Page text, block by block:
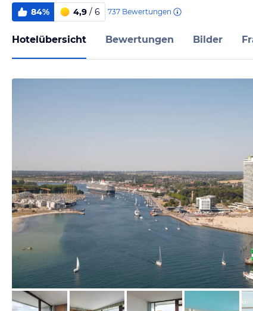
84% 4,9 / 6 737 Bewertungen
Hotelübersicht Bewertungen Bilder